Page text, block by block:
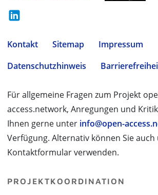
Kontakt Sitemap
Impressum
Datenschutzhinweis
Für allgemeine Fragen zum Projekt
access.network, Anregungen und
Ihnen gerne unter info@open-
Verfügung. Alternativ können Sie auch
Kontaktformular verwenden.
PROJEKTKOORDINATION